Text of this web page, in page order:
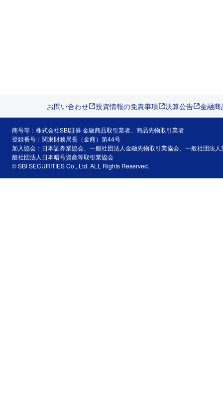
お問い合わせ 投資情報の免責事項 決算公告 金融
商号等：株式会社SBI証券 金融商品取引業者、商品先物取引業者
登録番号：関東財務局長（金商）第44号
加入協会：日本証券業協会、一般社団法人金融先物取引業協会、一般社団法
般社団法人日本暗号資産等取引業協会
© SBI SECURITIES Co., Ltd. ALL Rights Reserved.